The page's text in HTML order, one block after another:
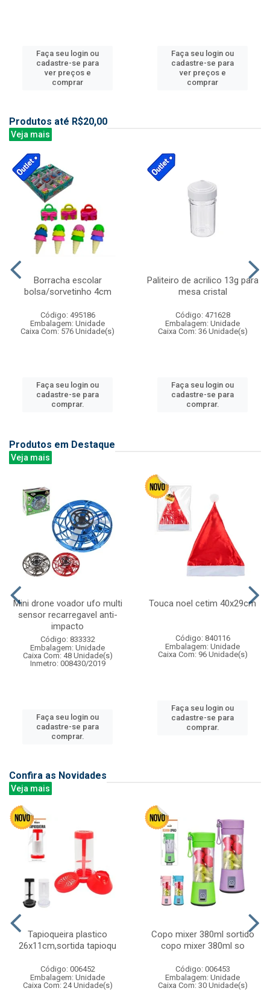
Faça seu login ou
cadastre-se para
ver preços e
comprar
Faça seu login ou
cadastre-se para
ver preços e
comprar
Produtos até R$20,00
Veja mais
Borracha escolar
bolsa/sorvetinho 4cm
Código: 495186
Embalagem: Unidade
Caixa Com: 576 Unidade(s)
Faça seu login ou
cadastre-se para
comprar.
Paliteiro de acrilico 13g para
mesa cristal
Código: 471628
Embalagem: Unidade
Caixa Com: 36 Unidade(s)
Faça seu login ou
cadastre-se para
comprar.
Produtos em Destaque
Veja mais
Mini drone voador ufo multi
sensor recarregavel anti-
impacto
Código: 833332
Embalagem: Unidade
Caixa Com: 48 Unidade(s)
Inmetro: 008430/2019
Faça seu login ou
cadastre-se para
comprar.
Touca noel cetim 40x29cm
Código: 840116
Embalagem: Unidade
Caixa Com: 96 Unidade(s)
Faça seu login ou
cadastre-se para
comprar.
Confira as Novidades
Veja mais
Tapioqueira plastico
26x11cm,sortida tapioqu
Código: 006452
Embalagem: Unidade
Caixa Com: 24 Unidade(s)
Copo mixer 380ml sortido
copo mixer 380ml so
Código: 006453
Embalagem: Unidade
Caixa Com: 30 Unidade(s)